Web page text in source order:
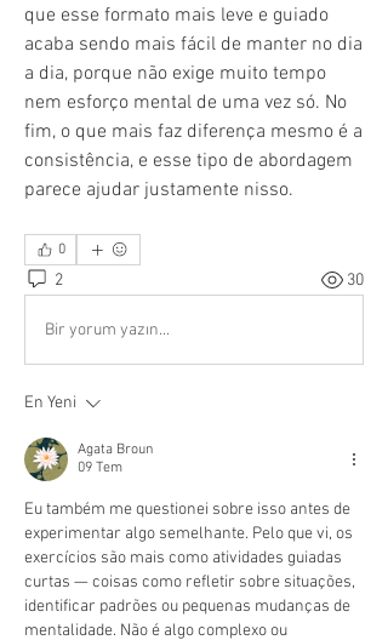
que esse formato mais leve e guiado
acaba sendo mais fácil de manter no dia
a dia, porque não exige muito tempo
nem esforço mental de uma vez só. No
fim, o que mais faz diferença mesmo é a
consistência, e esse tipo de abordagem
parece ajudar justamente nisso.
0
2 30
Bir yorum yazın...
En Yeni
Agata Broun
09 Tem
Eu também me questionei sobre isso antes de
experimentar algo semelhante. Pelo que vi, os
exercícios são mais como atividades guiadas
curtas — coisas como refletir sobre situações,
identificar padrões ou pequenas mudanças de
mentalidade. Não é algo complexo ou